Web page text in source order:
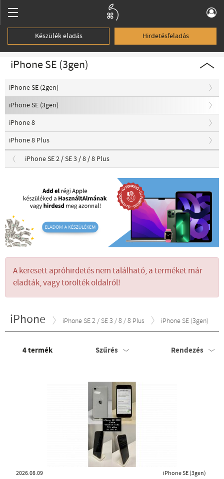
Készülék eladás Hirdetésfeladás
iPhone SE (3gen)
iPhone SE (2gen)
iPhone SE (3gen)
iPhone 8
iPhone 8 Plus
iPhone SE 2 / SE 3 / 8 / 8 Plus
A keresett apróhirdetés nem található, a terméket már
eladták, vagy törölték oldalról!
iPhone iPhone SE 2 / SE 3 / 8 / 8 Plus iPhone SE (3gen)
4termék Szűrés Rendezés
2026.08.09 iPhone SE (3gen)